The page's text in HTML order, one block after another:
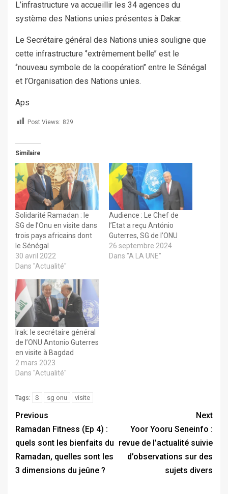
L’infrastructure va accueillir les 34 agences du
système des Nations unies présentes à Dakar.
Le Secrétaire général des Nations unies souligne que
cette infrastructure ‘’extrêmement belle’’ est le
‘’nouveau symbole de la coopération’’ entre le Sénégal
et l’Organisation des Nations unies.
Aps
Post Views: 829
Similaire
Solidarité Ramadan : le
SG de l’Onu en visite dans
trois pays africains dont
le Sénégal
30 avril 2022
Dans "Actualité"
Audience : Le Chef de
l’Etat a reçu António
Guterres, SG de l’ONU
26 septembre 2024
Dans "A LA UNE"
Irak: le secrétaire général
de l’ONU Antonio Guterres
en visite à Bagdad
2 mars 2023
Dans "Actualité"
Tags: S sg onu visite
Previous
Ramadan Fitness (Ep 4) :
quels sont les bienfaits du
Ramadan, quelles sont les
3 dimensions du jeûne ?
Next
Yoor Yooru Seneinfo :
revue de l’actualité suivie
d’observations sur des
sujets divers